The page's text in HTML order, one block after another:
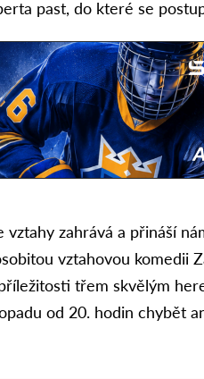
past, do které se
vztahy zahrává a přináší
vztahovou komedii
třem skvělým
od 20. hodin chybět